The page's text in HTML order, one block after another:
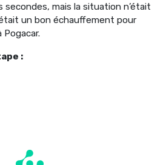
secondes, mais la situation n’était
un bon échauffement pour
: